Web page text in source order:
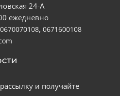
24-А
ежедневно
0670070108, 0671600108
и получайте